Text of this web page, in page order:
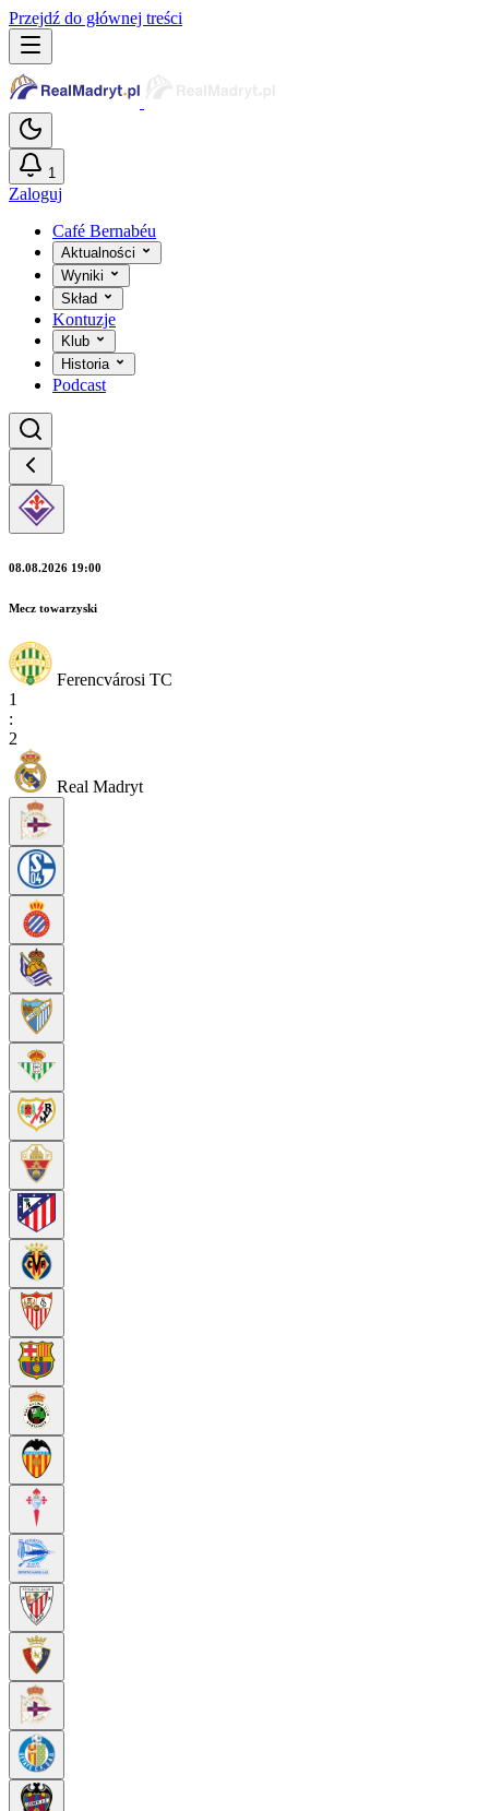
Przejdź do głównej treści
1
Zaloguj
Café Bernabéu
Aktualności
Wyniki
Skład
Kontuzje
Klub
Historia
Podcast
08.08.2026 19:00
Mecz towarzyski
Ferencvárosi TC
1
:
2
Real Madryt